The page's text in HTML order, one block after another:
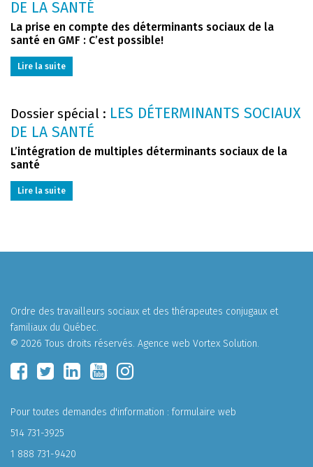
DE LA SANTÉ
La prise en compte des déterminants sociaux de la
santé en GMF : C’est possible!
Lire la suite
Dossier spécial : LES DÉTERMINANTS SOCIAUX
DE LA SANTÉ
L’intégration de multiples déterminants sociaux de la
santé
Lire la suite
Ordre des travailleurs sociaux et des thérapeutes conjugaux et
familiaux du Québec.
© 2026 Tous droits réservés. Agence web Vortex Solution.
Pour toutes demandes d'information :formulaire web
514 731-3925
1 888 731-9420